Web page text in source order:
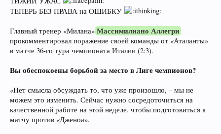
ТЕПЕРЬ БЕЗ ПРАВА на ОШИБКУ
Главный тренер «Милана» Массимилиано Аллегри
прокомментировал поражение своей команды от «Аталанты»
в матче 36-го тура чемпионата Италии (2:3).
Вы обеспокоены борьбой за место в Лиге чемпионов?
«Нет смысла обсуждать то, что уже произошло, – мы не
можем это изменить. Сейчас нужно сосредоточиться на
качественной работе на этой неделе, чтобы подготовиться к
матчу против «Дженоа».